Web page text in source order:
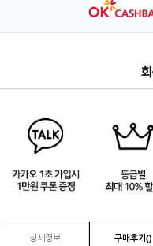
상세정보 구매후기()